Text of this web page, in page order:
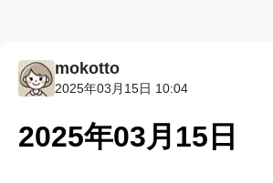
mokotto
2025年03月15日 10:04
2025年03月15日
ライブレッスン
入会方法